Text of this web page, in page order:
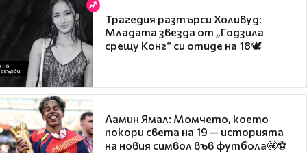
Трагедия разтърси Холивуд:
Младата звезда от „Годзила
срещу Конг“ си отиде на 18🕊️
Ламин Ямал: Момчето, което
покори света на 19 — историята
на новия символ във футбола🤩⚽